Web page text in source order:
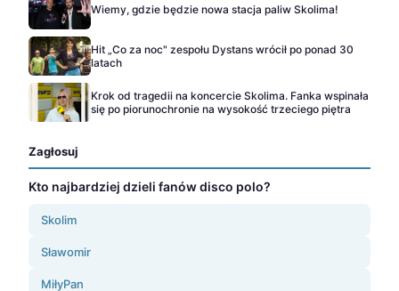
Wiemy, gdzie będzie nowa stacja paliw Skolima!
Hit „Co za noc" zespołu Dystans wrócił po ponad 30
latach
Krok od tragedii na koncercie Skolima. Fanka wspinała
się po piorunochronie na wysokość trzeciego piętra
Zagłosuj
Kto najbardziej dzieli fanów disco polo?
Skolim
Sławomir
MiłyPan